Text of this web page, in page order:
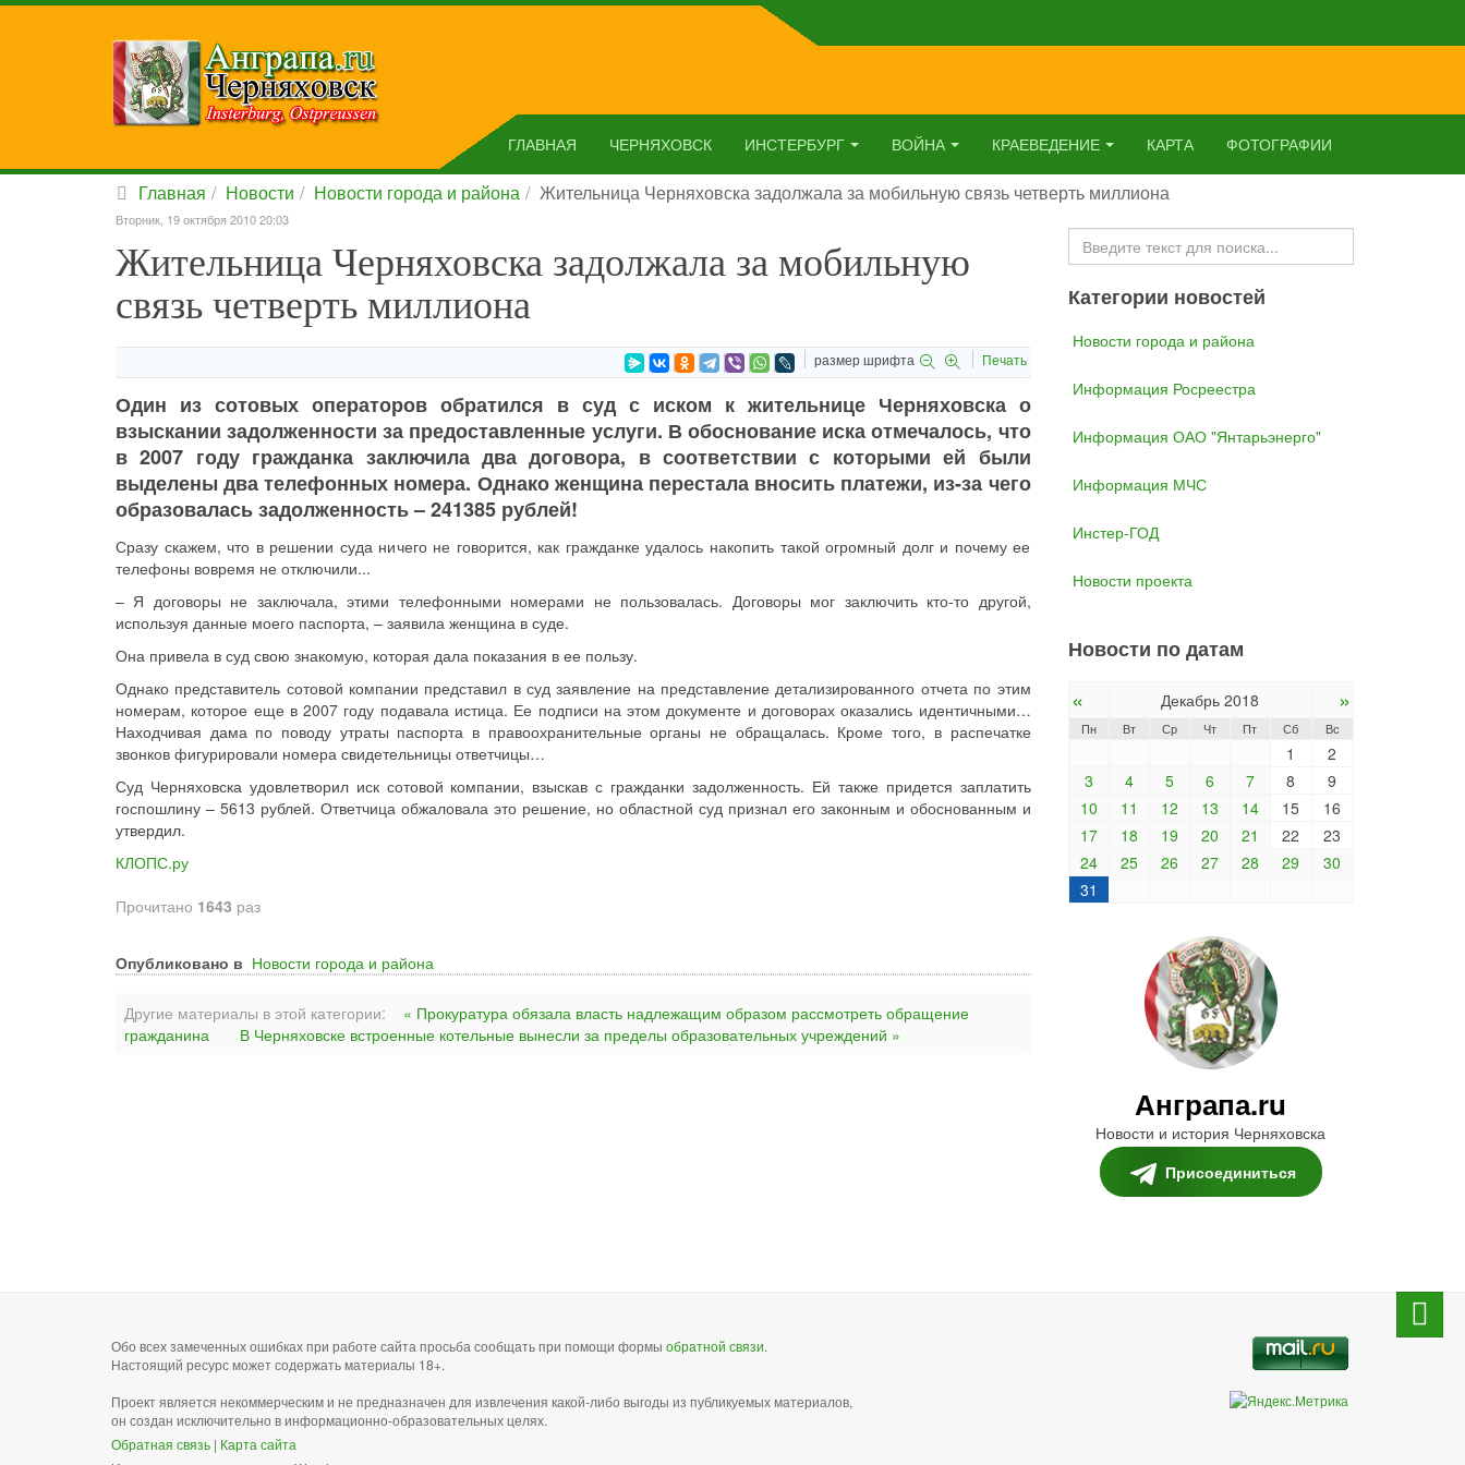
ГЛАВНАЯ ЧЕРНЯХОВСК ИНСТЕРБУРГ ВОЙНА КРАЕВЕДЕНИЕ КАРТА ФОТОГРАФИИ
Главная Новости Новости города и района Жительница Черняховска задолжала за мобильную связь четверть миллиона
Вторник, 19 октября 2010 20:03
Жительница Черняховска задолжала за мобильную
связь четверть миллиона
размер шрифта Печать
Один из сотовых операторов обратился в суд с иском к жительнице Черняховска о
взыскании задолженности за предоставленные услуги. В обоснование иска отмечалось, что
в 2007 году гражданка заключила два договора, в соответствии с которыми ей были
выделены два телефонных номера. Однако женщина перестала вносить платежи, из-за чего
образовалась задолженность – 241385 рублей!
Сразу скажем, что в решении суда ничего не говорится, как гражданке удалось накопить такой огромный долг и почему ее
телефоны вовремя не отключили...
– Я договоры не заключала, этими телефонными номерами не пользовалась. Договоры мог заключить кто-то другой,
используя данные моего паспорта, – заявила женщина в суде.
Она привела в суд свою знакомую, которая дала показания в ее пользу.
Однако представитель сотовой компании представил в суд заявление на представление детализированного отчета по этим
номерам, которое еще в 2007 году подавала истица. Ее подписи на этом документе и договорах оказались идентичными…
Находчивая дама по поводу утраты паспорта в правоохранительные органы не обращалась. Кроме того, в распечатке
звонков фигурировали номера свидетельницы ответчицы…
Суд Черняховска удовлетворил иск сотовой компании, взыскав с гражданки задолженность. Ей также придется заплатить
госпошлину – 5613 рублей. Ответчица обжаловала это решение, но областной суд признал его законным и обоснованным и
утвердил.
КЛОПС.ру
Прочитано 1643 раз
Опубликовано в Новости города и района
Другие материалы в этой категории:
« Прокуратура обязала власть надлежащим образом рассмотреть обращение
гражданина
В Черняховске встроенные котельные вынесли за пределы образовательных учреждений »
Искать...
Категории новостей
Новости города и района
Информация Росреестра
Информация ОАО "Янтарьэнерго"
Информация МЧС
Инстер-ГОД
Новости проекта
Новости по датам
« Декабрь 2018 »
Пн Вт Ср Чт Пт Сб Вс
1
2
3
4 5 6 7 8
9
10
11 12 13 14 15
16
17
18 19 20 21 22
23
24
25 26 27 28 29
30
31
Анграпа.ru
Новости и история Черняховска
Присоединиться
Обо всех замеченных ошибках при работе сайта просьба сообщать при помощи формы обратной связи.
Настоящий ресурс может содержать материалы 18+.
Проект является некоммерческим и не предназначен для извлечения какой-либо выгоды из публикуемых материалов,
он создан исключительно в информационно-образовательных целях.
Обратная связь | Карта сайта